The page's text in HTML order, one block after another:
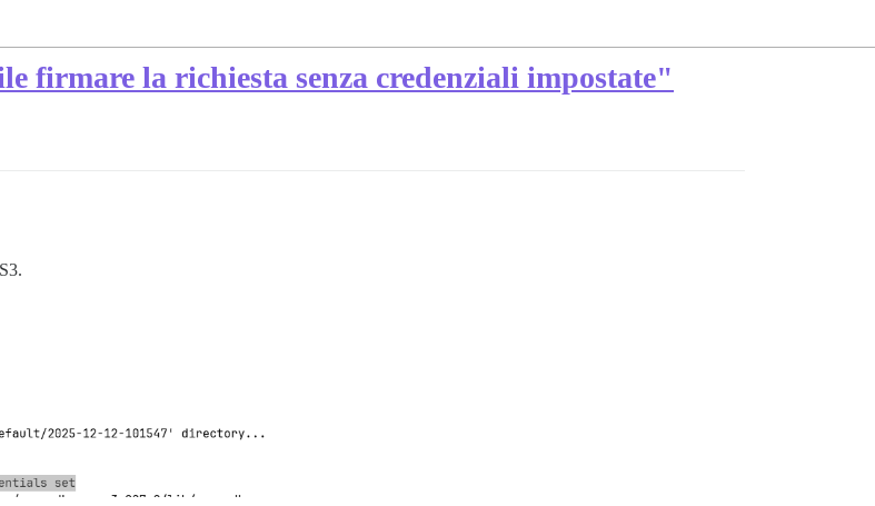
firmare la richiesta senza credenziali impostate"